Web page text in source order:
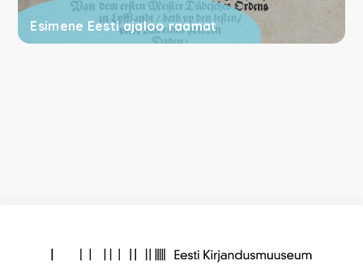
Esimene Eesti ajaloo raamat